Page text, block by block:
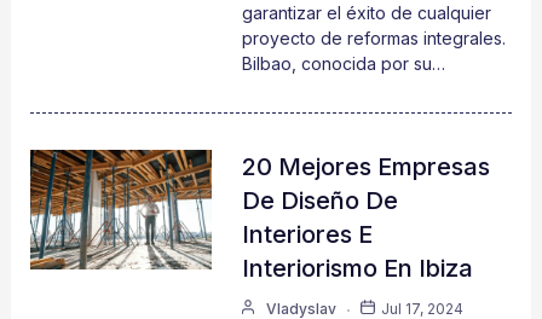
garantizar el éxito de cualquier
proyecto de reformas integrales.
Bilbao, conocida por su…
20 Mejores Empresas
De Diseño De
Interiores E
Interiorismo En Ibiza
Vladyslav
Jul 17, 2024